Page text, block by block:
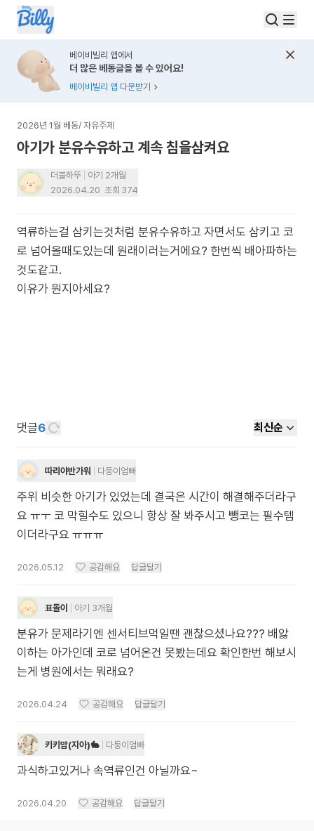
베이비빌리 앱에서
더 많은 베동글을 볼 수 있어요!
베이비빌리 앱 다운받기
2026년 1월 베동/ 자유주제
아기가 분유수유하고 계속 침을삼켜요
더블하뚜
아기 2개월
2026.04.20 조회 374
역류하는걸 삼키는것처럼 분유수유하고 자면서도 삼키고 코
로 넘어올때도있는데 원래이러는거에요? 한번씩 배아파하는
것도같고.
이유가 뭔지아세요?
댓글6 최신순
따리야반가워 다둥이엄빠
주위 비슷한 아기가 있었는데 결국은 시간이 해결해주더라구
요 ㅠㅜ 코 막힐수도 있으니 항상 잘 봐주시고 뺑코는 필수템
이더라구요 ㅠㅠㅠ
2026.05.12 공감해요 답글달기
표돌이 아기 3개월
분유가 문제라기엔 센서티브먹일땐 괜찮으셨나요??? 배앓
이하는 아가인데 코로 넘어온건 못봤는데요 확인한번 해보시
는게 병원에서는 뭐래요?
2026.04.24 공감해요 답글달기
키키맘(지아)🐇 다둥이엄빠
과식하고있거나 속역류인건 아닐까요~
2026.04.20 공감해요 답글달기